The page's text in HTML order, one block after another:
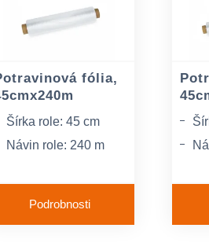
fólia,
Šírka role: 45 cm
Návin role: 240 m
Podrobnosti